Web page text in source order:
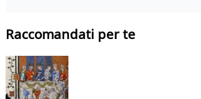
Raccomandati per te